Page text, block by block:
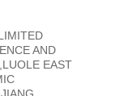
AND
EAST